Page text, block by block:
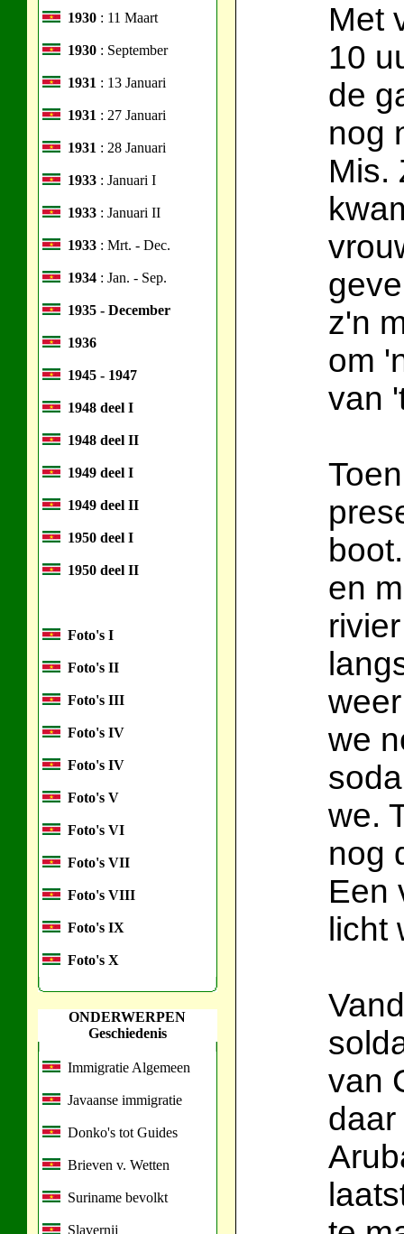
1930: 11 Maart
1930: September
1931 : 13 Januari
1931 : 27 Januari
1931 : 28 Januari
1933: Januari I
1933: Januari II
1933: Mrt. - Dec.
1934: Jan. - Sep.
1935 - December
1936
1945 - 1947
1948 deel I
1948 deel II
1949 deel I
1949 deel II
1950 deel I
1950 deel II
Foto's I
Foto's II
Foto's III
Foto's IV
Foto's IV
Foto's V
Foto's VI
Foto's VII
Foto's VIII
Foto's IX
Foto's X
ONDERWERPEN
Geschiedenis
Immigratie Algemeen
Javaanse immigratie
Donko's tot Guides
Brieven v. Wetten
Suriname bevolkt
Slavernij
Met
10
de
nog
Mis.
z'n
om
van
en
we
we.
nog
Een
licht
van